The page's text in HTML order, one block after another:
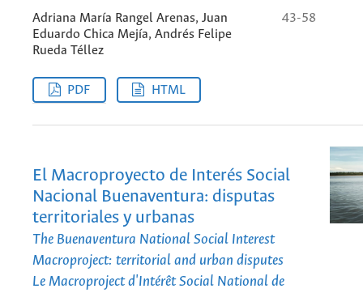
Adriana María Rangel Arenas, Juan
Eduardo Chica Mejía, Andrés Felipe
Rueda Téllez
43-58
PDF HTML
El Macroproyecto de Interés Social
Nacional Buenaventura: disputas
territoriales y urbanas
The Buenaventura National Social Interest
Macroproject: territorial and urban disputes
Le Macroproject d'Intérêt Social National de